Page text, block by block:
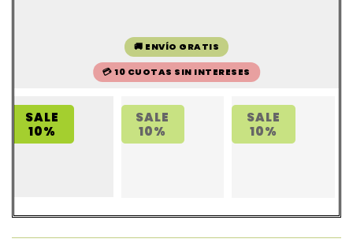
🚚 ENVÍO GRATIS
💳 10 CUOTAS SIN INTERESES
SALE
10%
SALE
10%
SALE
10%